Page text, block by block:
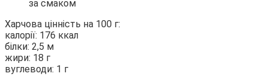
за смаком
Харчова цінність на 100 г:
калорії: 176 ккал
білки: 2,5 м
жири: 18 г
вуглеводи: 1 г